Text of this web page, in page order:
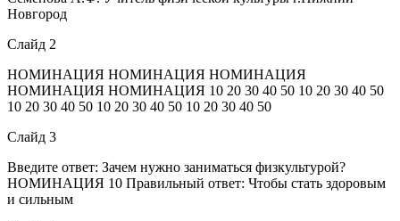
Новгород
Слайд 2
НОМИНАЦИЯ НОМИНАЦИЯ НОМИНАЦИЯ
НОМИНАЦИЯ НОМИНАЦИЯ 10 20 30 40 50 10 20 30 40 50
10 20 30 40 50 10 20 30 40 50 10 20 30 40 50
Слайд 3
Введите ответ: Зачем нужно заниматься физкультурой?
НОМИНАЦИЯ 10 Правильный ответ: Чтобы стать здоровым
и сильным